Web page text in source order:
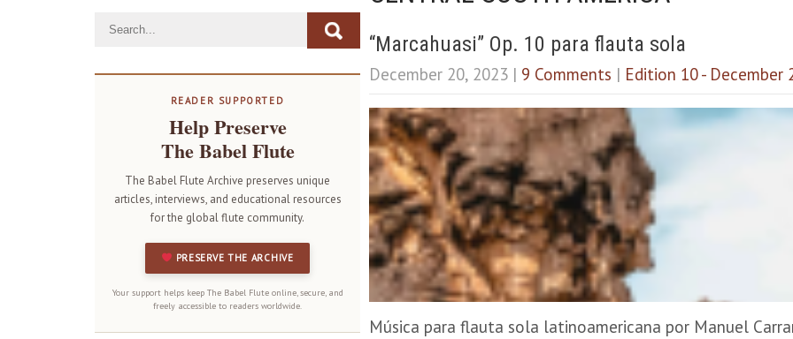
“Marcahuasi” Op. 10 para flauta sola
December 20, 2023 | 9 Comments | Edition 10 - December
Música para flauta sola latinoamericana por Manuel
READER SUPPORTED
Help Preserve
The Babel Flute
The Babel Flute Archive preserves unique
articles, interviews, and educational resources
for the global flute community.
PRESERVE THE ARCHIVE
Your support helps keep The Babel Flute online, secure, and
freely accessible to readers worldwide.